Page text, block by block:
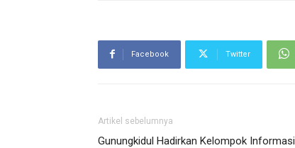
Facebook Twitter
Artikel sebelumnya
Gunungkidul Hadirkan Kelompok Informasi